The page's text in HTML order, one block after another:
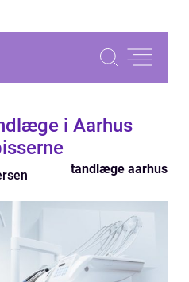
i Aarhus
tandlæge aarhus